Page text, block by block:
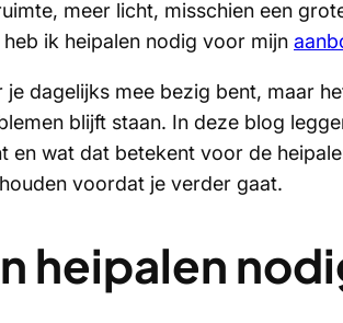
meer licht, misschien een
ik heipalen nodig voor mijn
dagelijks mee bezig bent, maar
blijft staan. In deze blog
en wat dat betekent voor de
voordat je verder gaat.
heipalen